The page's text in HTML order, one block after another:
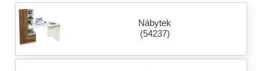
Nábytek
(54237)